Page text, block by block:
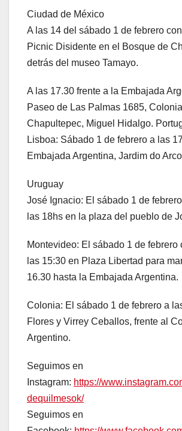
Ciudad de México
A las 14 del sábado 1 de febrero
Picnic Disidente en el Bosque de
detrás del museo Tamayo.
A las 17.30 frente a la Embajada
Paseo de Las Palmas 1685,
Chapultepec, Miguel Hidalgo.
Lisboa: Sábado 1 de febrero a las
Embajada Argentina, Jardim do
Uruguay
José Ignacio: El sábado 1 de
las 18hs en la plaza del pueblo de
Montevideo: El sábado 1 de febrero
las 15:30 en Plaza Libertad para
16.30 hasta la Embajada Argentina.
Colonia: El sábado 1 de febrero a
Flores y Virrey Ceballos, frente al
Argentino.
Seguimos en
Instagram: https://
dequilmesok/
Seguimos en